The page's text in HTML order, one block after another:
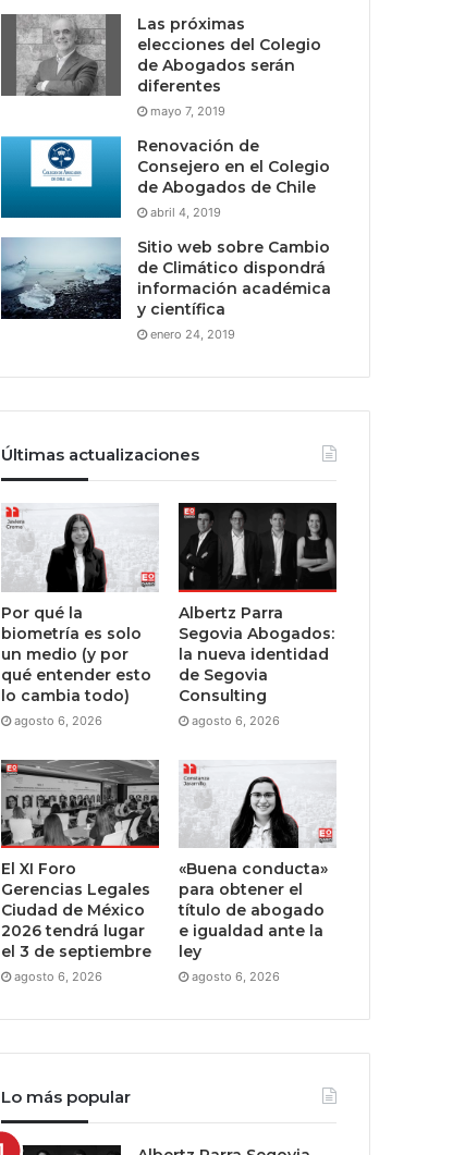
Las próximas
elecciones del Colegio
de Abogados serán
diferentes
mayo 7, 2019
Renovación de
Consejero en el Colegio
de Abogados de Chile
abril 4, 2019
Sitio web sobre Cambio
de Climático dispondrá
información académica
y científica
enero 24, 2019
Últimas actualizaciones
Por qué la
biometría es solo
un medio (y por
qué entender esto
lo cambia todo)
agosto 6, 2026
Albertz Parra
Segovia Abogados:
la nueva identidad
de Segovia
Consulting
agosto 6, 2026
El XI Foro
Gerencias Legales
Ciudad de México
2026 tendrá lugar
el 3 de septiembre
agosto 6, 2026
«Buena conducta»
para obtener el
título de abogado
e igualdad ante la
ley
agosto 6, 2026
Lo más popular